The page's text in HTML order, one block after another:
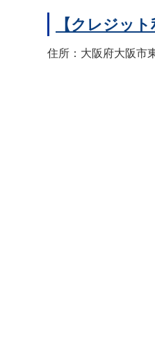
【クレジッ
住所：大阪府大阪市